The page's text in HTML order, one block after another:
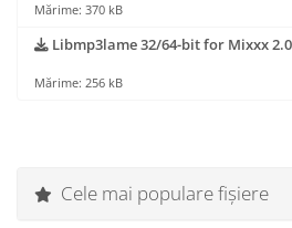
Mărime: 370 kB
Libmp3lame 32/64-bit for Mixxx 2.0
Mărime: 256 kB
Cele mai populare fișiere